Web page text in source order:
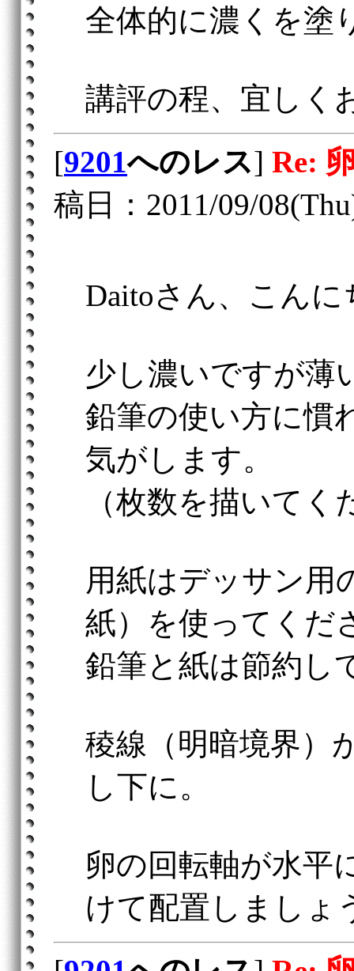
全体的に濃くを塗
講評の程、宜しく
[9201へのレス] Re:
稿日：2011/09/
Daitoさん、こんに
少し濃いですが薄
鉛筆の使い方に慣
気がします。
（枚数を描いてく
用紙はデッサン用
紙）を使ってくだ
鉛筆と紙は節約し
稜線（明暗境界）
し下に。
卵の回転軸が水平
けて配置しましょ